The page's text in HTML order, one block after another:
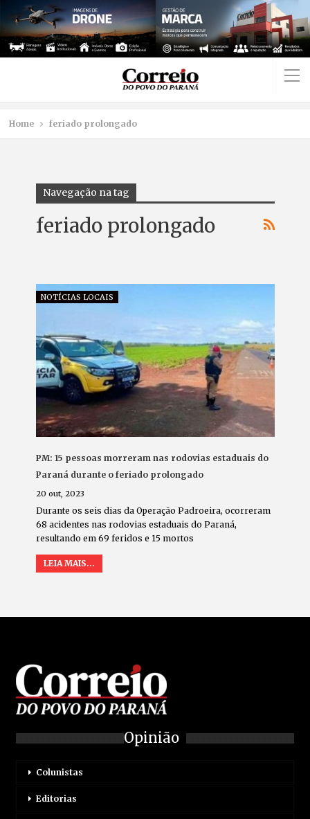
Home feriado prolongado
Navegação na tag
feriado prolongado
NOTÍCIAS LOCAIS
PM: 15 pessoas morreram nas rodovias estaduais do
Paraná durante o feriado prolongado
20 out, 2023
Durante os seis dias da Operação Padroeira, ocorreram
68 acidentes nas rodovias estaduais do Paraná,
resultando em 69 feridos e 15 mortos
LEIA MAIS...
Opinião
Colunistas
Editorias